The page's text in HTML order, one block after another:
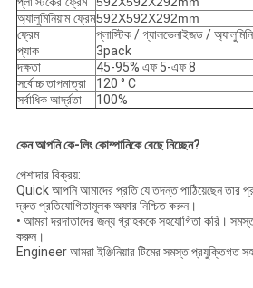
অ্যালুমিনিয়াম ফ্রেম592X592X292mm
ফ্রেম
প্লাস্টিক / গ্যালভেনাইজড /
প্যাক
3pack
দক্ষতা
45-95% এফ 5-এফ 8
সর্বোচ্চ তাপমাত্রা
120 ° C
সর্বাধিক আর্দ্রতা
100%
কেন আপনি কে-লিং কোম্পানিকে বেছে নিচ্ছেন?
পেশাদার বিক্রয়:
Quick আপনি আমাদের প্রতি যে তদন্ত পাঠিয়েছেন তার
দ্রুত প্রতিযোগিতামূলক অফার নিশ্চিত করুন।
• আমরা দরদাতাদের জন্য গ্রাহককে সহযোগিতা করি।
করুন।
Engineer আমরা ইঞ্জিনিয়ার টিমের সমস্ত প্রযুক্তিগত